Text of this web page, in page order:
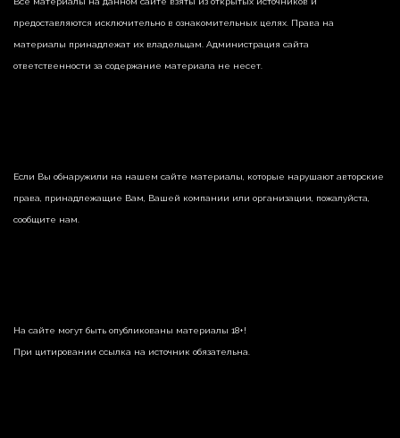
предоставляются исключительно в ознакомительных целях. Права на
материалы принадлежат их владельцам. Администрация сайта
ответственности за содержание материала не несет.
Если Вы обнаружили на нашем сайте материалы, которые нарушают авторские
права, принадлежащие Вам, Вашей компании или организации, пожалуйста,
сообщите нам.
На сайте могут быть опубликованы материалы 18+!
При цитировании ссылка на источник обязательна.